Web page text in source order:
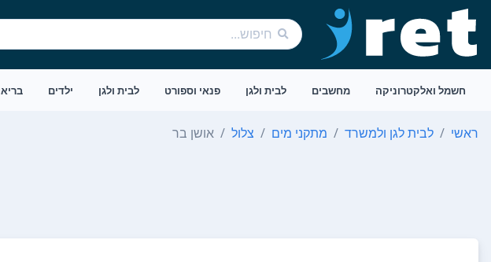
חשמל ואלקטרוניקה מחשבים לבית ולגן פנאי וספורט לבית ולגן ילדים
ראשי לבית לגן ולמשרד מתקני מים צלול אושן בר